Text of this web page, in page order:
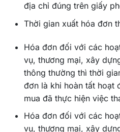
địa chỉ đúng trên giấy
Thời gian xuất hóa đơn
Hóa đơn đối với các
vụ, thương mại, xây
thông thường thì thời
đơn là khi hoàn tất hoạt
mua đã thực hiện việc
Hóa đơn đối với các
vụ, thương mại, xây